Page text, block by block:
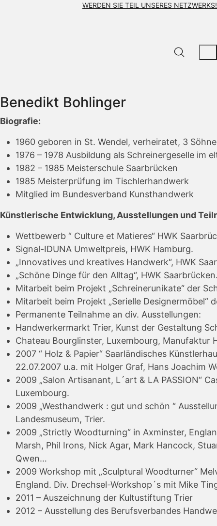
WERDEN SIE TEIL UNSERES NETZWERKS!
Benedikt Bohlinger
Biografie:
1960 geboren in St. Wendel, verheiratet, 3 Söhne
1976 – 1978 Ausbildung als Schreinergeselle im
1982 – 1985 Meisterschule Saarbrücken
1985 Meisterprüfung im Tischlerhandwerk
Mitglied im Bundesverband Kunsthandwerk
Künstlerische Entwicklung, Ausstellungen und
Wettbewerb “ Culture et Matieres“ HWK
Signal-IDUNA Umweltpreis, HWK Hamburg.
„Innovatives und kreatives Handwerk“, HWK
„Schöne Dinge für den Alltag“, HWK
Mitarbeit beim Projekt „Schreinerunikate“ der
Mitarbeit beim Projekt „Serielle Designermöbel“
Permanente Teilnahme an div. Ausstellungen:
Handwerkermarkt Trier, Kunst der Gestaltung
Chateau Bourglinster, Luxembourg, Manufaktur
2007 “ Holz & Papier“ Saarländisches
22.07.2007 u.a. mit Holger Graf, Hans Joachim
2009 „Salon Artisanant, L´art & LA PASSION“
Luxembourg.
2009 „Westhandwerk : gut und schön “
Landesmuseum, Trier.
2009 „Strictly Woodturning“ in Axminster,
Marsh, Phil Irons, Nick Agar, Mark Hancock,
Qwen…
2009 Workshop mit „Sculptural Woodturner“
England. Div. Drechsel-Workshop´s mit Mike
2011 – Auszeichnung der Kultustiftung Trier
2012 – Ausstellung des Berufsverbandes